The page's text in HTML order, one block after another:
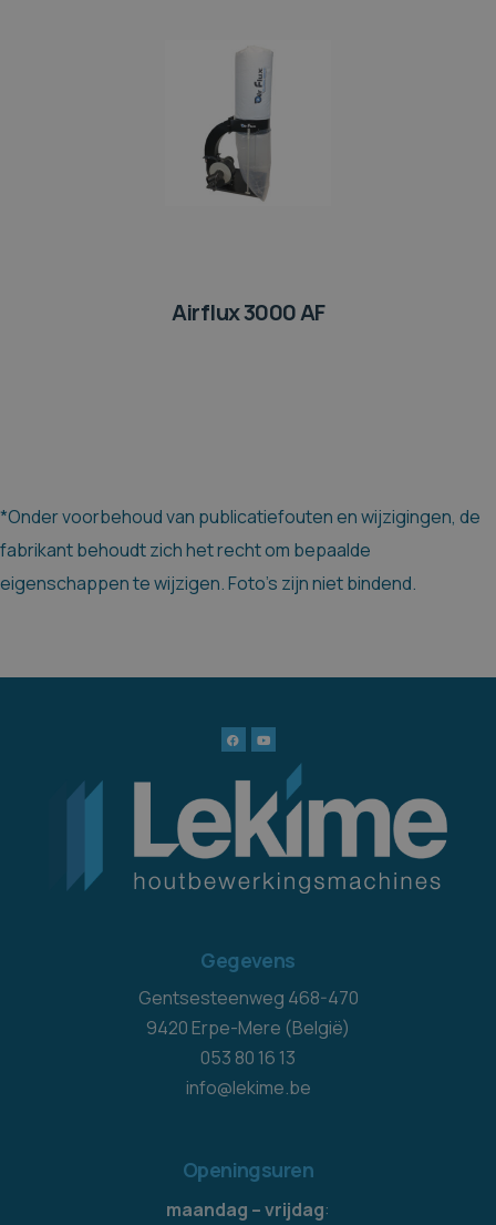
Airflux 3000 AF
*Onder voorbehoud van publicatiefouten en wijzigingen, de
fabrikant behoudt zich het recht om bepaalde
eigenschappen te wijzigen. Foto's zijn niet bindend.
Gegevens
Gentsesteenweg 468-470
9420 Erpe-Mere (België)
053 80 16 13
info@lekime.be
Openingsuren
maandag – vrijdag: